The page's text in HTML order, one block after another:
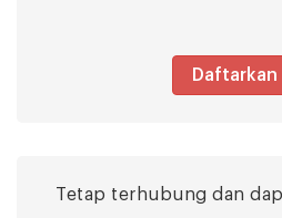
Daftarkan
Tetap terhubung dan